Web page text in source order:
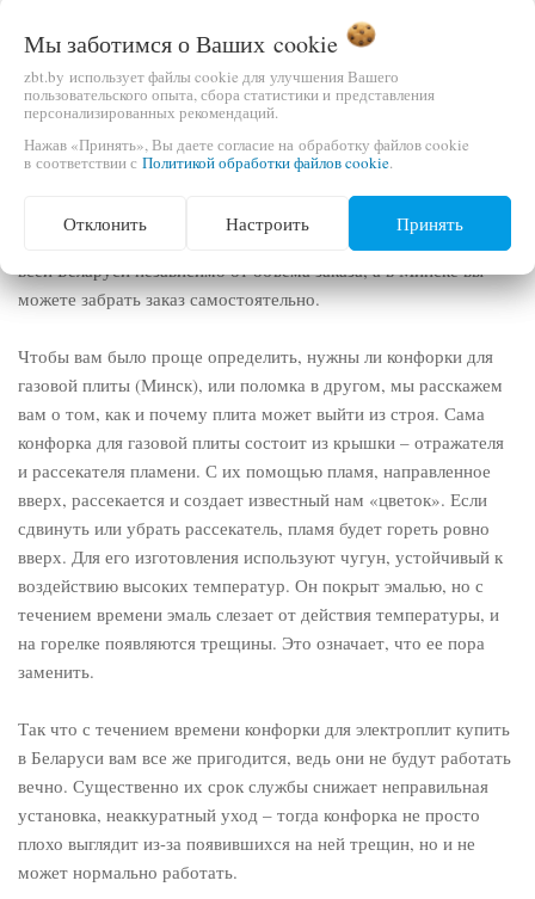
конфорки для электроплит в Минске, чтобы провести ремонт
оборудования. Сделать это очень просто – у нас на сайте вы
можете купить конфорки для электроплиты в Минске любой
марки и размера.
конфорки, в том числе конфорки для электроплит Beko и
конфорки для электроплит Бош. К вашим услугам доставка по
всей Беларуси независимо от объема заказа, а в Минске вы
можете забрать заказ самостоятельно.
Чтобы вам было проще определить, нужны ли конфорки для
газовой плиты (Минск), или поломка в другом, мы расскажем
вам о том, как и почему плита может выйти из строя. Сама
конфорка для газовой плиты состоит из крышки – отражателя
и рассекателя пламени. С их помощью пламя, направленное
вверх, рассекается и создает известный нам «цветок». Если
сдвинуть или убрать рассекатель, пламя будет гореть ровно
вверх. Для его изготовления используют чугун, устойчивый к
воздействию высоких температур. Он покрыт эмалью, но с
течением времени эмаль слезает от действия температуры, и
на горелке появляются трещины. Это означает, что ее пора
заменить.
Так что с течением времени конфорки для электроплит купить
в Беларуси вам все же пригодится, ведь они не будут работать
вечно. Существенно их срок службы снижает неправильная
установка, неаккуратный уход – тогда конфорка не просто
плохо выглядит из-за появившихся на ней трещин, но и не
может нормально работать.
Мы заботимся о Ваших cookie
zbt.by использует файлы cookie для улучшения Вашего
пользовательского опыта, сбора статистики и представления
персонализированных рекомендаций.
Нажав «Принять», Вы даете согласие на обработку файлов cookie
в соответствии с Политикой обработки файлов cookie.
Отклонить Настроить Принять